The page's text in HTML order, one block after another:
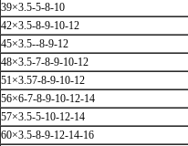
39×3.5-5-8-10
42×3.5-8-9-10-12
45×3.5--8-9-12
48×3.5-7-8-9-10-12
51×3.57-8-9-10-12
56×6-7-8-9-10-12-14
57×3.5-5-10-12-14
60×3.5-8-9-12-14-16